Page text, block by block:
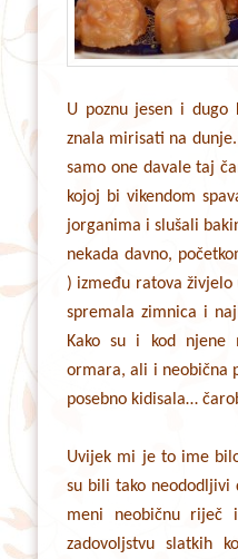
U poznu jesen i dugo
znala mirisati na
samo one davale taj
kojoj bi vikendom
jorganima i slušali
nekada davno,
) između ratova živjelo
spremala zimnica i
Kako su i kod njene
ormara, ali i neobična
posebno kidisala…
Uvijek mi je to ime
su bili tako neododljivi
meni neobičnu riječ
zadovoljstvu slatkih